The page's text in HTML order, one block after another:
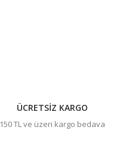
ÜCRETSİZ KARGO
150 TL ve üzeri kargo bedava